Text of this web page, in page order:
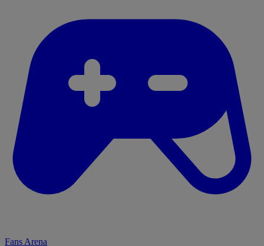
Fans Arena